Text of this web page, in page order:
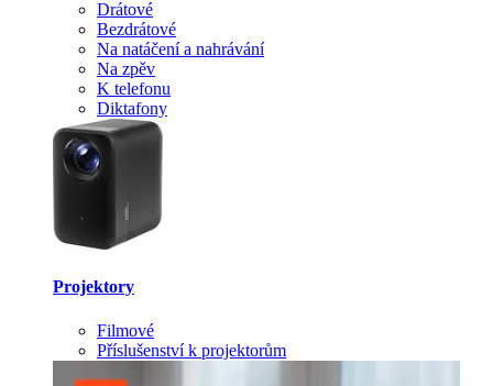
Drátové
Bezdrátové
Na natáčení a nahrávání
Na zpěv
K telefonu
Diktafony
Projektory
Filmové
Příslušenství k projektorům